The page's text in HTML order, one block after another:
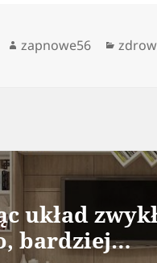
Autor
zapnowe56
układ
bardziej…